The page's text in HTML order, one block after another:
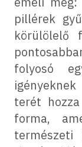
pillérek
körülölelő
folyosó
terét
forma,